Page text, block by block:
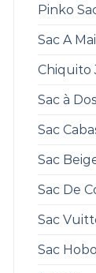
Pinko
Sac A
Chiquito
Sac à
Sac
Sac
Sac De
Sac
Sac Hobo